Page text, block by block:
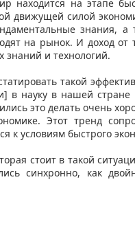
находится на этапе
движущей силой
знания,
на рынок. И доход от
знаний и технологий.
такой
в науку в нашей
это делать очень
Этот тренд
к условиям быстрого
стоит в такой
синхронно, как